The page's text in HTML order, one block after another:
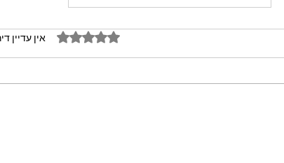
דירוג של 0 מתוך 5 כוכבים אין עדיין